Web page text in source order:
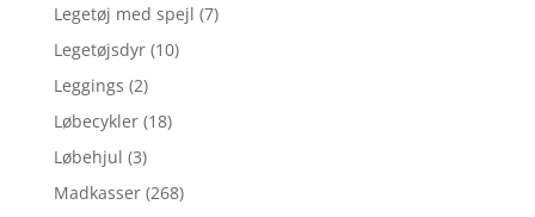
Legetøj med spejl (7)
Legetøjsdyr (10)
Leggings (2)
Løbecykler (18)
Løbehjul (3)
Madkasser (268)